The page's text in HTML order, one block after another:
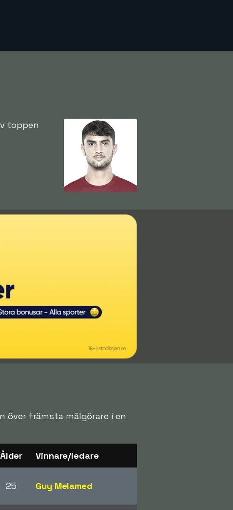
toppen
över främsta målgörare i en
Ålder Vinnare/ledare
25 Guy Melamed